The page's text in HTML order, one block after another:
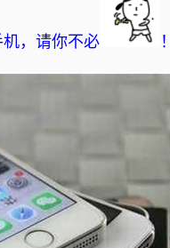
，请你不必 ！